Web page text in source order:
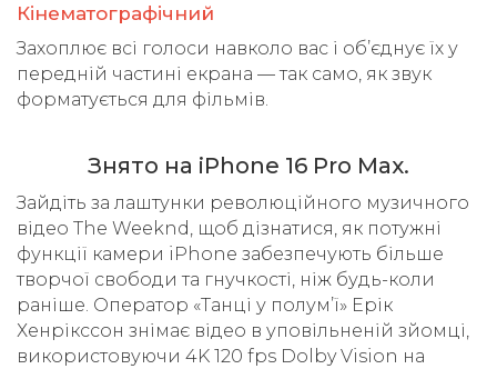
Кінематографічний
Захоплює всі голоси навколо вас і об’єднує їх у
передній частині екрана — так само, як звук
форматується для фільмів.
Знято на iPhone 16 Pro Max.
Зайдіть за лаштунки революційного музичного
відео The Weeknd, щоб дізнатися, як потужні
функції камери iPhone забезпечують більше
творчої свободи та гнучкості, ніж будь-коли
раніше. Оператор «Танці у полум’ї» Ерік
Хенрікссон знімає відео в уповільненій зйомці,
використовуючи 4K 120 fps Dolby Vision на